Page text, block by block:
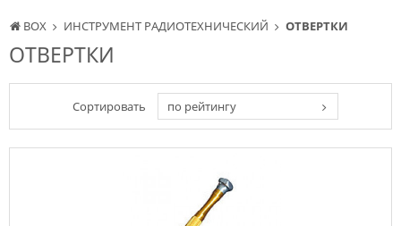
BOX ИНСТРУМЕНТ РАДИОТЕХНИЧЕСКИЙ ОТВЕРТКИ
ОТВЕРТКИ
Сортировать по рейтингу